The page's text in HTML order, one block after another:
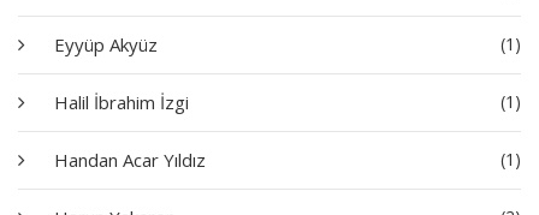
Eyyüp Akyüz (1)
Halil İbrahim İzgi (1)
Handan Acar Yıldız (1)